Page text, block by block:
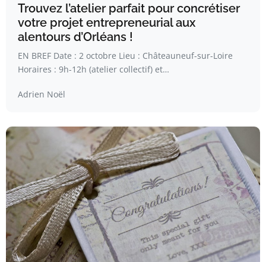
Trouvez l’atelier parfait pour concrétiser
votre projet entrepreneurial aux
alentours d’Orléans !
EN BREF Date : 2 octobre Lieu : Châteauneuf-sur-Loire
Horaires : 9h-12h (atelier collectif) et…
Adrien Noël